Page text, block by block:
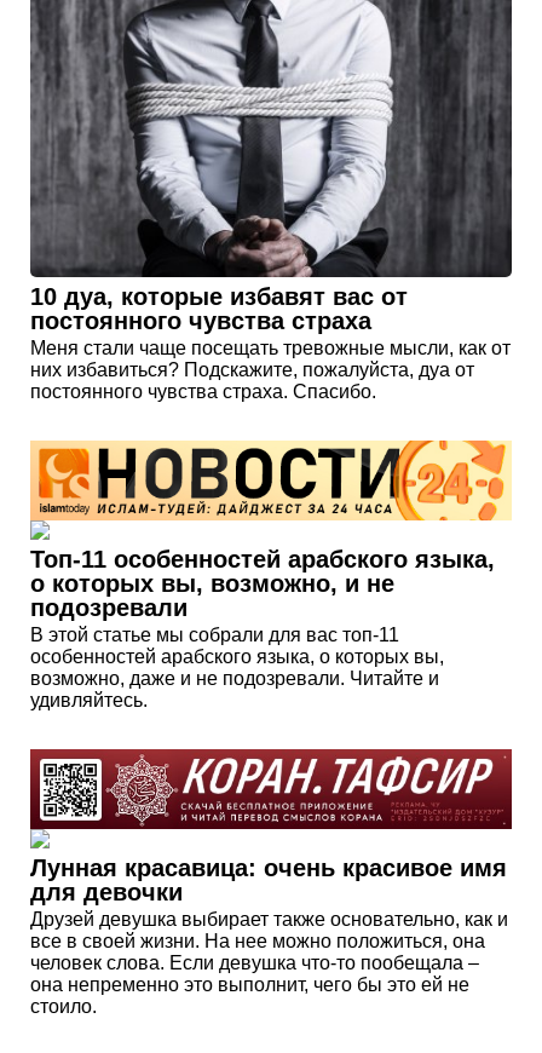
10 дуа, которые избавят вас от
постоянного чувства страха
Меня стали чаще посещать тревожные мысли, как от
них избавиться? Подскажите, пожалуйста, дуа от
постоянного чувства страха. Спасибо.
Топ-11 особенностей арабского языка,
о которых вы, возможно, и не
подозревали
В этой статье мы собрали для вас топ-11
особенностей арабского языка, о которых вы,
возможно, даже и не подозревали. Читайте и
удивляйтесь.
Лунная красавица: очень красивое имя
для девочки
Друзей девушка выбирает также основательно, как и
все в своей жизни. На нее можно положиться, она
человек слова. Если девушка что-то пообещала –
она непременно это выполнит, чего бы это ей не
стоило.